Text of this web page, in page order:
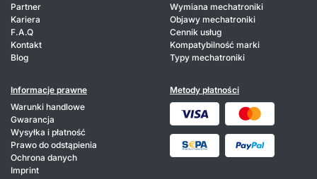
Partner
Kariera
F.A.Q
Kontakt
Blog
Wymiana mechatroniki
Objawy mechatroniki
Cennik usług
Kompatybilność marki
Typy mechatroniki
Informacje prawne
Warunki handlowe
Gwarancja
Wysyłka i płatność
Prawo do odstąpienia
Ochrona danych
Imprint
Metody płatności